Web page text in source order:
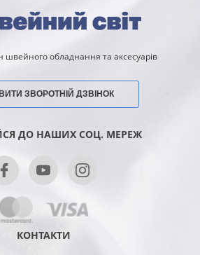
швейного обладнання та аксесуарів
ЗВОРОТНІЙ ДЗВІНОК
ДО НАШИХ СОЦ. МЕРЕЖ
КОНТАКТИ